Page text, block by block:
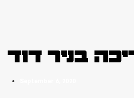
בניר דוד